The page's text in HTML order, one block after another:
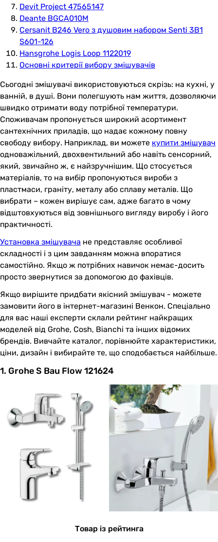
Devit Project 47565147
Deante BGCA010M
Cersanit B246 Vero з душовим набором Senti 3В1
S601-126
Hansgrohe Logis Loop 1122019
Основні критерії вибору змішувачів
Сьогодні змішувачі використовуються скрізь: на кухні, у
ванній, в душі. Вони полегшують нам життя, дозволяючи
швидко отримати воду потрібної температури.
Споживачам пропонується широкий асортимент
сантехнічних приладів, що надає кожному повну
свободу вибору. Наприклад, ви можете купити змішувач
одноважільний, двохвентильний або навіть сенсорний,
який, звичайно ж, є найзручнішим. Що стосується
матеріалів, то на вибір пропонуються вироби з
пластмаси, граніту, металу або сплаву металів. Що
вибрати – кожен вирішує сам, адже багато в чому
відштовхуються від зовнішнього вигляду виробу і його
практичності.
Установка змішувача не представляє особливої
складності і з цим завданням можна впоратися
самостійно. Якщо ж потрібних навичок немає-досить
просто звернутися за допомогою до фахівців.
Якщо вирішите придбати якісний змішувач - можете
замовити його в інтернет-магазині Венкон. Спеціально
для вас наші експерти склали рейтинг найкращих
моделей від Grohe, Cosh, Bianchi та інших відомих
брендів. Вивчайте каталог, порівнюйте характеристики,
ціни, дизайн і вибирайте те, що сподобається найбільше.
1. Grohe S Bau Flow 121624
Товар із рейтинга